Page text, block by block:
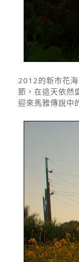
2012的新市花
節，在這天依然
迎來馬雅傳說中